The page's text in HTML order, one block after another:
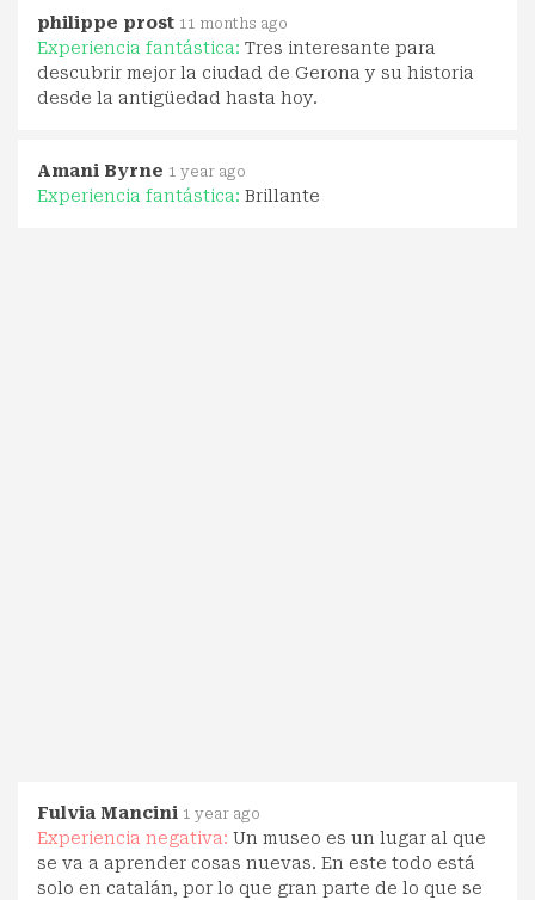
philippe prost 11 months ago
Experiencia fantástica: Tres interesante para
descubrir mejor la ciudad de Gerona y su historia
desde la antigüedad hasta hoy.
Amani Byrne 1 year ago
Experiencia fantástica: Brillante
Fulvia Mancini 1 year ago
Experiencia negativa: Un museo es un lugar al que
se va a aprender cosas nuevas. En este todo está
solo en catalán, por lo que gran parte de lo que se